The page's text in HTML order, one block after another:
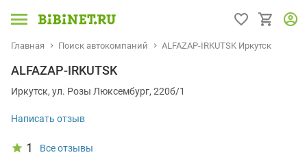
Главная Поиск автокомпаний ALFAZAP-IRKUTSK Иркутск
ALFAZAP-IRKUTSK
Иркутск, ул. Розы Люксембург, 220б/1
Написать отзыв
1 Все отзывы